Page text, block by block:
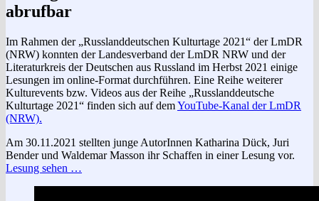
abrufbar
Im Rahmen der „Russlanddeutschen Kulturtage 2021“ der LmDR
(NRW) konnten der Landesverband der LmDR NRW und der
Literaturkreis der Deutschen aus Russland im Herbst 2021 einige
Lesungen im online-Format durchführen. Eine Reihe weiterer
Kulturevents bzw. Videos aus der Reihe „Russlanddeutsche
Kulturtage 2021“ finden sich auf demYouTube-Kanal der LmDR
(NRW).
Am 30.11.2021 stellten junge AutorInnen Katharina Dück, Juri
Bender und Waldemar Masson ihr Schaffen in einer Lesung vor.
Lesung sehen …